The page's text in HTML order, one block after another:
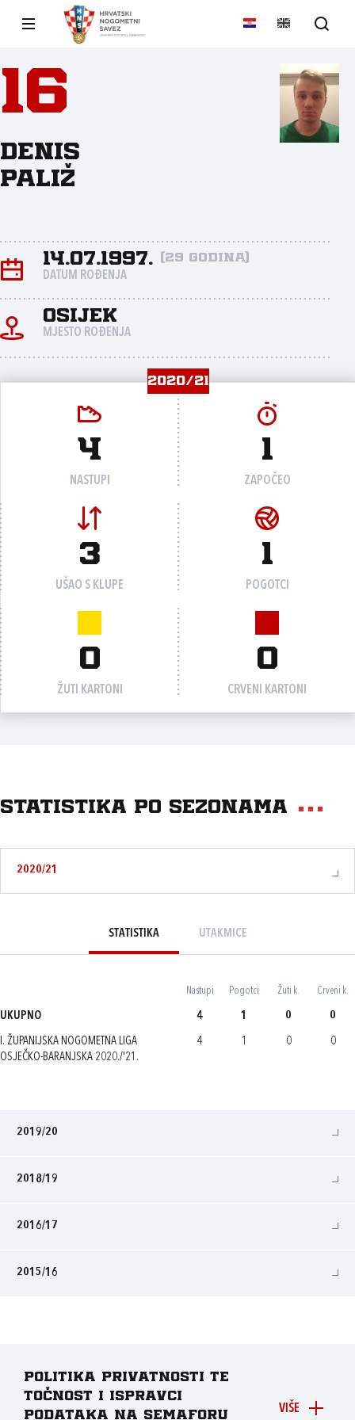
16
Denis
Paliž
14.07.1997. (29 godina)
DATUM ROĐENJA
Osijek
MJESTO ROĐENJA
2020/21
4
NASTUPI
1
ZAPOČEO
3
UŠAO S KLUPE
1
POGOTCI
0
ŽUTI KARTONI
0
CRVENI KARTONI
Statistika po sezonama
2020/21
STATISTIKA UTAKMICE
Nastupi Pogotci Žuti k. Crveni k.
UKUPNO 4 1 0 0
I. ŽUPANIJSKA NOGOMETNA LIGA
OSJEČKO-BARANJSKA 2020./'21.
4 1 0 0
2019/20
2018/19
2016/17
2015/16
VIŠE
Politika privatnosti te
točnost i ispravci
podataka na Semaforu